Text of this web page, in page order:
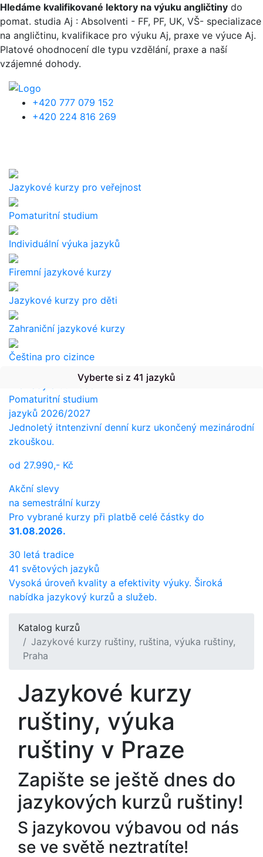
Přejít k hlavnímu obsahu
Hledáme kvalifikované lektory na výuku angličtiny do
pomat. studia Aj : Absolventi - FF, PF, UK, VŠ- specializace
na angličtinu, kvalifikace pro výuku Aj, praxe ve výuce Aj.
Platové ohodnocení dle typu vzdělání, praxe a naší
vzájemné dohody.
+420 777 079 152
+420 224 816 269
Jazykové kurzy pro veřejnost
Pomaturitní studium
Individuální výuka jazyků
Firemní jazykové kurzy
Jazykové kurzy pro děti
Zahraniční jazykové kurzy
Čeština pro cizince
Překlady a tlumočení
Vyberte si z 41 jazyků
Pomaturitní studium
jazyků 2026/2027
Jednoletý itntenzivní denní kurz ukončený mezinárodní
zkouškou.
od 27.990,- Kč
Akční slevy
na semestrální kurzy
Pro vybrané kurzy při platbě celé částky do
31.08.2026.
30 letá tradice
41 světových jazyků
Vysoká úroveň kvality a efektivity výuky. Široká
nabídka jazykový kurzů a služeb.
Katalog kurzů
Jazykové kurzy ruštiny, ruština, výuka ruštiny,
Praha
Jazykové kurzy
ruštiny, výuka
ruštiny v Praze
Zapište se ještě dnes do
jazykových kurzů ruštiny!
S jazykovou výbavou od nás
se ve světě neztratíte!